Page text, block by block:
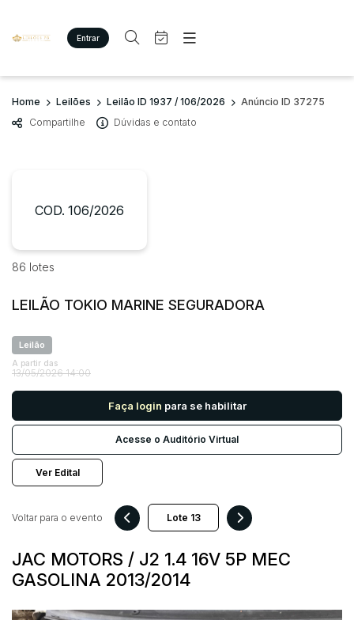
Entrar
Criar conta Entrar
Site
Agenda
Quem Somos
Imóveis
Veículos
Carros
Utilitário
Busca por palavra-chave
Bairro
Judiciais Extrajudiciais
R$
Quem Somos
Home Leilões Leilão ID 1937 / 106/2026
Anúncio ID 37275
Compartilhe
Dúvidas e contato
COD. 106/2026
86 lotes
LEILÃO TOKIO MARINE SEGURADORA
Leilão
A partir das
13/05/2026 14:00
Faça login para se habilitar
Acesse o Auditório Virtual
Ver Edital
JAC MOTORS / J2 1.4 16V 5P MEC
GASOLINA 2013/2014
Voltar para o evento